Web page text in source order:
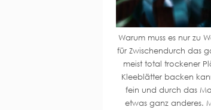
Warum muss es nur zu
für Zwischendurch das
meist total trockener
Kleeblätter backen
fein und durch das
etwas ganz anderes.